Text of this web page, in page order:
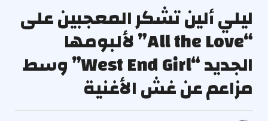
ليلي ألين تشكر المعجبين على
“All the Love” لألبومها
الجديد “West End Girl” وسط
مزاعم عن غش الأغنية